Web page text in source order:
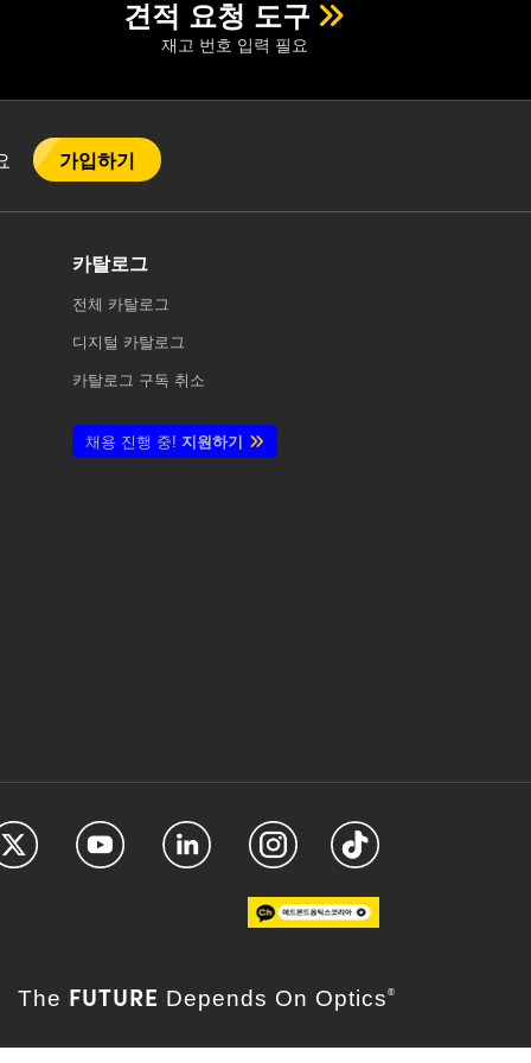
견적 요청 도구
재고 번호 입력 필요
가입하기
카탈로그
전체 카탈로그
디지털 카탈로그
카탈로그 구독 취소
채용 진행 중! 지원하기
The FUTURE Depends On Optics ®